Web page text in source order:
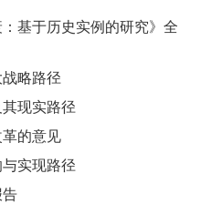
基于历史实例的研究》全
略路径
现实路径
的意见
实现路径
告